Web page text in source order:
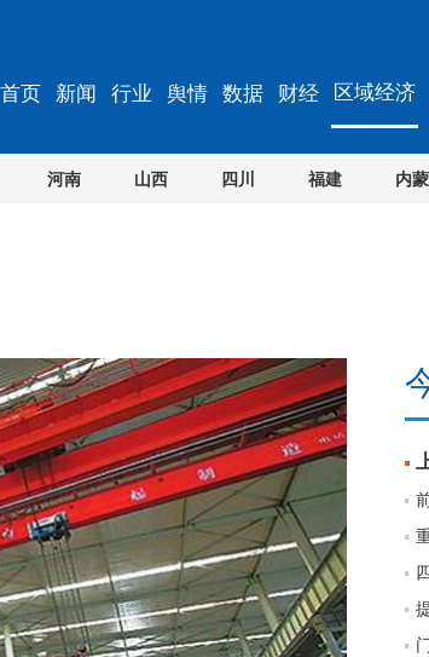
首页 新闻 行业 舆情 数据 财经 区域经济
河南 山西 四川 福建 内